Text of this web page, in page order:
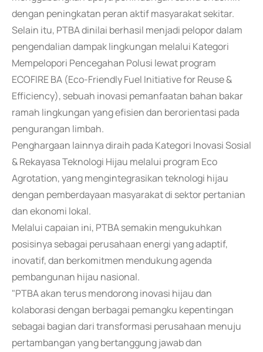
dengan peningkatan peran aktif masyarakat sekitar.
Selain itu, PTBA dinilai berhasil menjadi pelopor dalam
pengendalian dampak lingkungan melalui Kategori
Mempelopori Pencegahan Polusi lewat program
ECOFIRE BA (Eco-Friendly Fuel Initiative for Reuse &
Efficiency), sebuah inovasi pemanfaatan bahan bakar
ramah lingkungan yang efisien dan berorientasi pada
pengurangan limbah.
Penghargaan lainnya diraih pada Kategori Inovasi Sosial
& Rekayasa Teknologi Hijau melalui program Eco
Agrotation, yang mengintegrasikan teknologi hijau
dengan pemberdayaan masyarakat di sektor pertanian
dan ekonomi lokal.
Melalui capaian ini, PTBA semakin mengukuhkan
posisinya sebagai perusahaan energi yang adaptif,
inovatif, dan berkomitmen mendukung agenda
pembangunan hijau nasional.
"PTBA akan terus mendorong inovasi hijau dan
kolaborasi dengan berbagai pemangku kepentingan
sebagai bagian dari transformasi perusahaan menuju
pertambangan yang bertanggung jawab dan